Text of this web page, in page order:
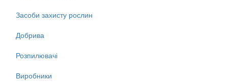
Засоби захисту рослин
Добрива
Розпилювачі
Виробники